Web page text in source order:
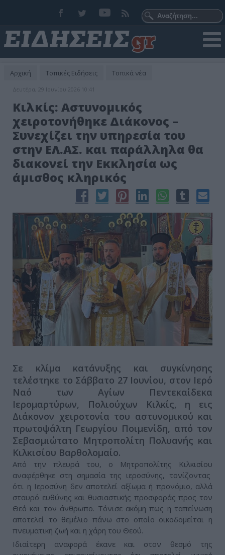
Αρχική Τοπικές Ειδήσεις Τοπικά νέα
Δευτέρα, 29 Ιουνίου 2026 10:41
Κιλκίς: Αστυνομικός
χειροτονήθηκε Διάκονος –
Συνεχίζει την υπηρεσία του
στην ΕΛ.ΑΣ. και παράλληλα θα
διακονεί την Εκκλησία ως
άμισθος κληρικός
Σε κλίμα κατάνυξης και συγκίνησης
τελέστηκε το Σάββατο 27 Ιουνίου, στον Ιερό
Ναό των Αγίων Πεντεκαίδεκα
Ιερομαρτύρων, Πολιούχων Κιλκίς, η εις
Διάκονον χειροτονία του αστυνομικού και
πρωτοψάλτη Γεωργίου Ποιμενίδη, από τον
Σεβασμιώτατο Μητροπολίτη Πολυανής και
Κιλκισίου Βαρθολομαίο.
Από την πλευρά του, ο Μητροπολίτης Κιλκισίου
αναφέρθηκε στη σημασία της ιεροσύνης, τονίζοντας
ότι η Ιεροσύνη δεν αποτελεί αξίωμα ή προνόμιο, αλλά
σταυρό ευθύνης και θυσιαστικής προσφοράς προς τον
Θεό και τον άνθρωπο. Τόνισε ακόμη πως η ταπείνωση
αποτελεί το θεμέλιο πάνω στο οποίο οικοδομείται η
πνευματική ζωή και η χάρη του Θεού.
Ιδιαίτερη αναφορά έκανε και στον θεσμό της